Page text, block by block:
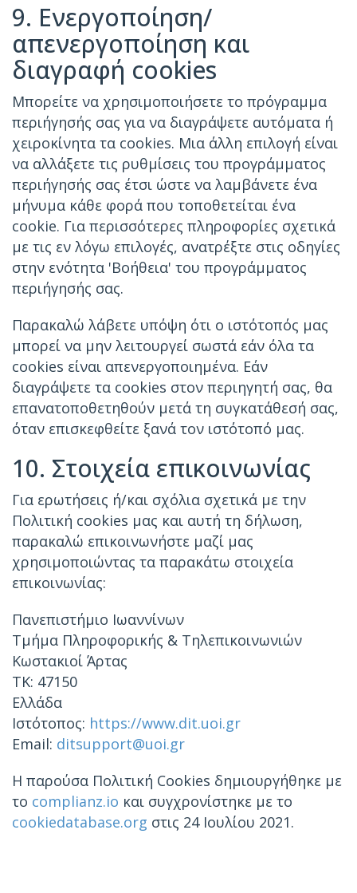
9. Ενεργοποίηση/
απενεργοποίηση και
διαγραφή cookies
Μπορείτε να χρησιμοποιήσετε το πρόγραμμα
περιήγησής σας για να διαγράψετε αυτόματα ή
χειροκίνητα τα cookies. Μια άλλη επιλογή είναι
να αλλάξετε τις ρυθμίσεις του προγράμματος
περιήγησής σας έτσι ώστε να λαμβάνετε ένα
μήνυμα κάθε φορά που τοποθετείται ένα
cookie. Για περισσότερες πληροφορίες σχετικά
με τις εν λόγω επιλογές, ανατρέξτε στις οδηγίες
στην ενότητα 'Βοήθεια' του προγράμματος
περιήγησής σας.
Παρακαλώ λάβετε υπόψη ότι ο ιστότοπός μας
μπορεί να μην λειτουργεί σωστά εάν όλα τα
cookies είναι απενεργοποιημένα. Εάν
διαγράψετε τα cookies στον περιηγητή σας, θα
επανατοποθετηθούν μετά τη συγκατάθεσή σας,
όταν επισκεφθείτε ξανά τον ιστότοπό μας.
10. Στοιχεία επικοινωνίας
Για ερωτήσεις ή/και σχόλια σχετικά με την
Πολιτική cookies μας και αυτή τη δήλωση,
παρακαλώ επικοινωνήστε μαζί μας
χρησιμοποιώντας τα παρακάτω στοιχεία
επικοινωνίας:
Πανεπιστήμιο Ιωαννίνων
Τμήμα Πληροφορικής & Τηλεπικοινωνιών
Κωστακιοί Άρτας
ΤΚ: 47150
Ελλάδα
Ιστότοπος: https://www.dit.uoi.gr
Email: ditsupport@uoi.gr
Η παρούσα Πολιτική Cookies δημιουργήθηκε με
το complianz.io και συγχρονίστηκε με το
cookiedatabase.org στις 24 Ιουλίου 2021.